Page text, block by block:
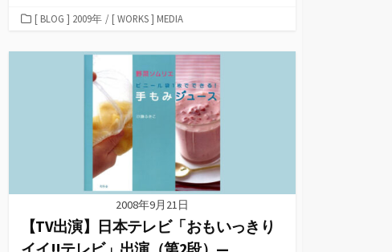
カ
ゴ
[ BLOG ] 2009年 / [ WORKS ] MEDIA
2008年9月21日
【TV出演】日本テレビ「おもいっきり